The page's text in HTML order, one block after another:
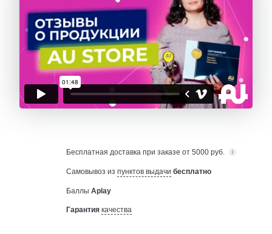
Бесплатная доставка при заказе от 5000 руб.
Самовывоз из пунктов выдачи бесплатно
Баллы Aplay
Гарантия качества